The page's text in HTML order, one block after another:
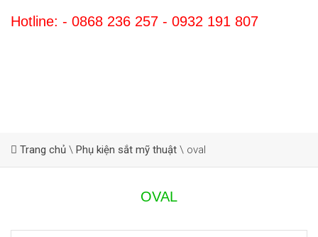
Hotline: - 0868 236 257 - 0932 191 807
Trang chủ \ Phụ kiện sắt mỹ thuật \ oval
OVAL